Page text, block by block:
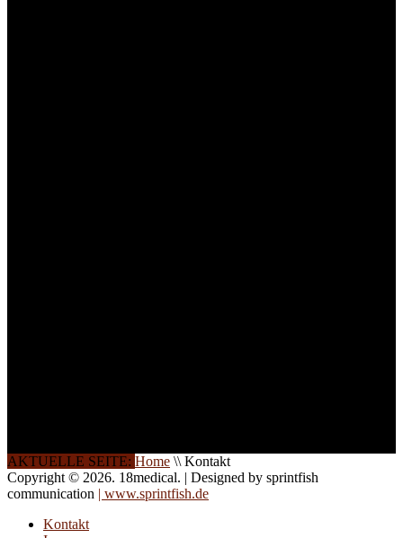
AKTUELLE SEITE: Home \\ Kontakt
Copyright © 2026. 18medical. | Designed by sprintfish
communication | www.sprintfish.de
Kontakt